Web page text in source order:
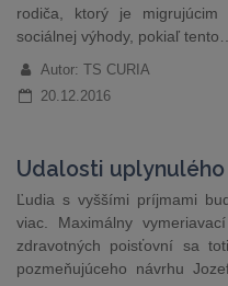
rodiča, ktorý je
sociálnej výhody, pokiaľ tento…
Autor: TS CURIA
20.12.2016
Udalosti
Ľudia s vyššími príjmami
viac. Maximálny
zdravotných poisťovní sa
pozmeňujúceho návrhu